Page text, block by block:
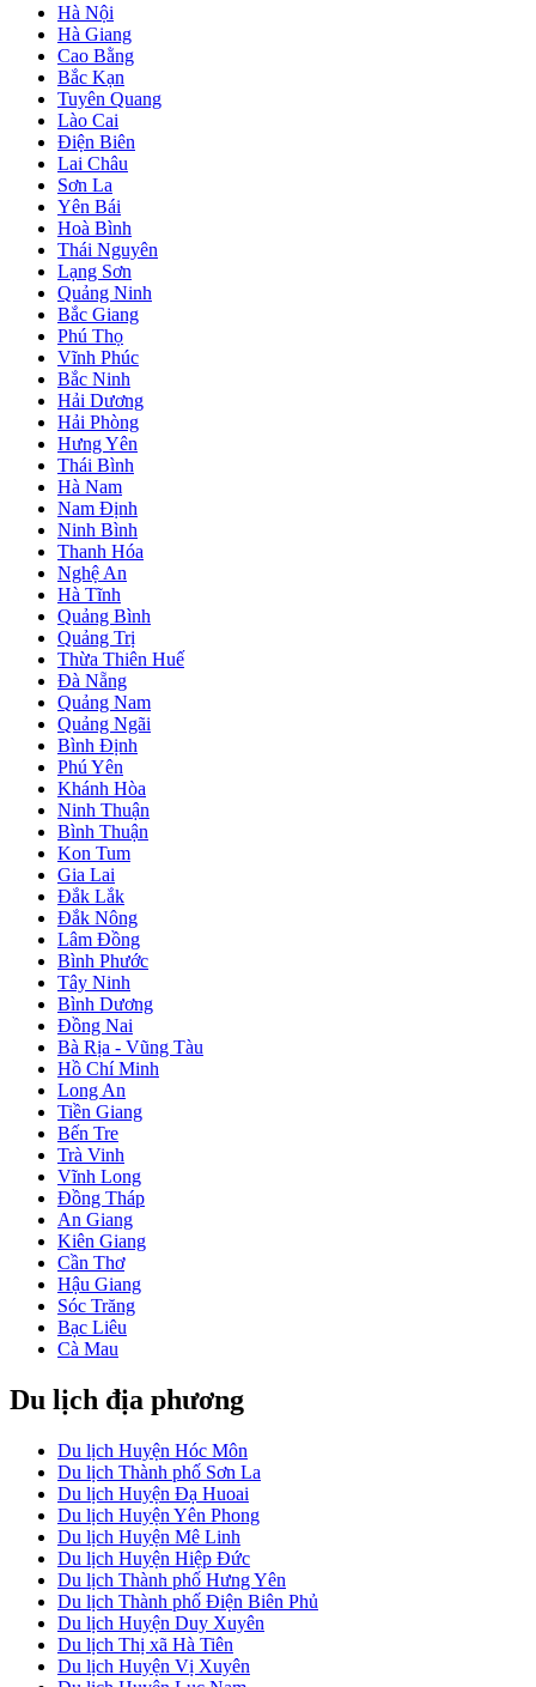
Hà Nội
Hà Giang
Cao Bằng
Bắc Kạn
Tuyên Quang
Lào Cai
Điện Biên
Lai Châu
Sơn La
Yên Bái
Hoà Bình
Thái Nguyên
Lạng Sơn
Quảng Ninh
Bắc Giang
Phú Thọ
Vĩnh Phúc
Bắc Ninh
Hải Dương
Hải Phòng
Hưng Yên
Thái Bình
Hà Nam
Nam Định
Ninh Bình
Thanh Hóa
Nghệ An
Hà Tĩnh
Quảng Bình
Quảng Trị
Thừa Thiên Huế
Đà Nẵng
Quảng Nam
Quảng Ngãi
Bình Định
Phú Yên
Khánh Hòa
Ninh Thuận
Bình Thuận
Kon Tum
Gia Lai
Đắk Lắk
Đắk Nông
Lâm Đồng
Bình Phước
Tây Ninh
Bình Dương
Đồng Nai
Bà Rịa - Vũng Tàu
Hồ Chí Minh
Long An
Tiền Giang
Bến Tre
Trà Vinh
Vĩnh Long
Đồng Tháp
An Giang
Kiên Giang
Cần Thơ
Hậu Giang
Sóc Trăng
Bạc Liêu
Cà Mau
Du lịch địa phương
Du lịch Huyện Hóc Môn
Du lịch Thành phố Sơn La
Du lịch Huyện Đạ Huoai
Du lịch Huyện Yên Phong
Du lịch Huyện Mê Linh
Du lịch Huyện Hiệp Đức
Du lịch Thành phố Hưng Yên
Du lịch Thành phố Điện Biên Phủ
Du lịch Huyện Duy Xuyên
Du lịch Thị xã Hà Tiên
Du lịch Huyện Vị Xuyên